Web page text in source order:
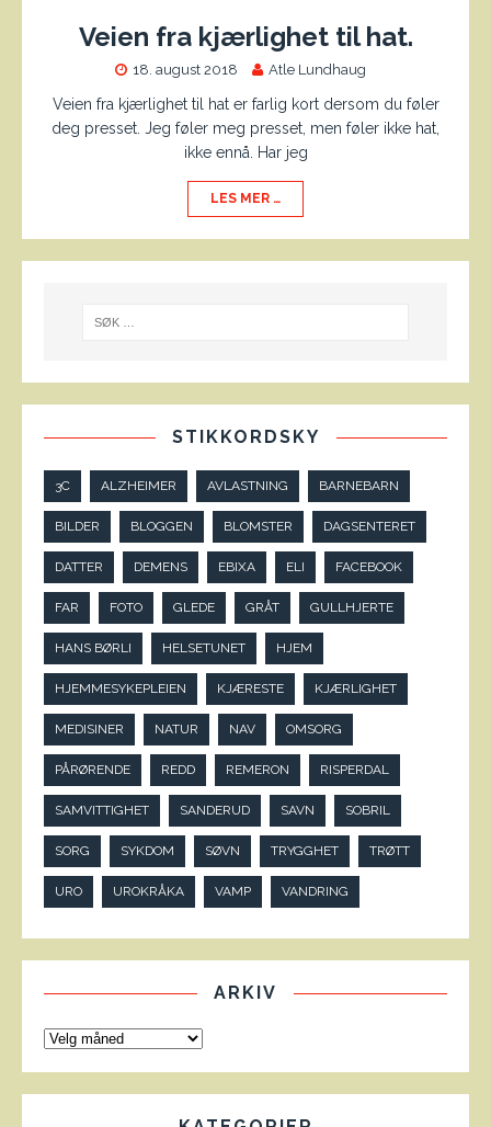
Veien fra kjærlighet til hat.
18. august 2018 Atle Lundhaug
Veien fra kjærlighet til hat er farlig kort dersom du føler
deg presset. Jeg føler meg presset, men føler ikke hat,
ikke ennå. Har jeg
LES MER …
STIKKORDSKY
3C ALZHEIMER AVLASTNING BARNEBARN
BILDER BLOGGEN BLOMSTER DAGSENTERET
DATTER DEMENS EBIXA ELI FACEBOOK
FAR FOTO GLEDE GRÅT GULLHJERTE
HANS BØRLI HELSETUNET HJEM
HJEMMESYKEPLEIEN KJÆRESTE KJÆRLIGHET
MEDISINER NATUR NAV OMSORG
PÅRØRENDE REDD REMERON RISPERDAL
SAMVITTIGHET SANDERUD SAVN SOBRIL
SORG SYKDOM SØVN TRYGGHET TRØTT
URO UROKRÅKA VAMP VANDRING
ARKIV